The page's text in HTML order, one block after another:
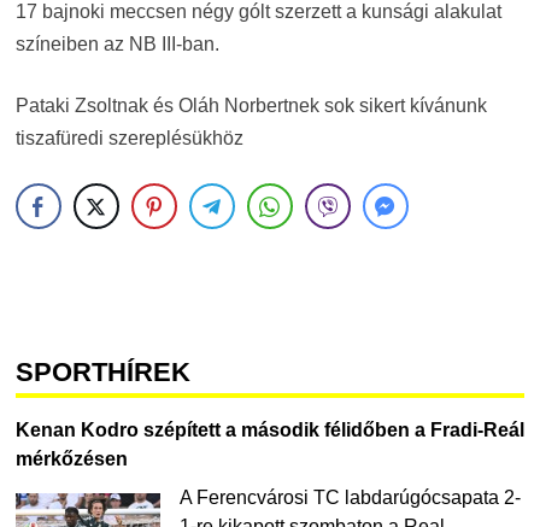
17 bajnoki meccsen négy gólt szerzett a kunsági alakulat
színeiben az NB III-ban.
Pataki Zsoltnak és Oláh Norbertnek sok sikert kívánunk
tiszafüredi szereplésükhöz
SPORTHÍREK
Kenan Kodro szépített a második félidőben a Fradi-Reál
mérkőzésen
A Ferencvárosi TC labdarúgócsapata 2-